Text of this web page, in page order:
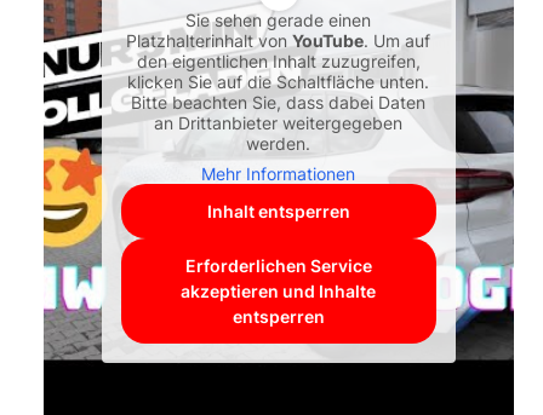
Sie sehen gerade einen
Platzhalterinhalt vonYouTube. Um auf
den eigentlichen Inhalt zuzugreifen,
klicken Sie auf die Schaltfläche unten.
Bitte beachten Sie, dass dabei Daten
an Drittanbieter weitergegeben
werden.
Mehr Informationen
Inhalt entsperren
Erforderlichen Service
akzeptieren und Inhalte
entsperren